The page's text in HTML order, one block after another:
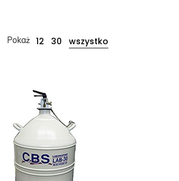
Pokaż 12 30 wszystko